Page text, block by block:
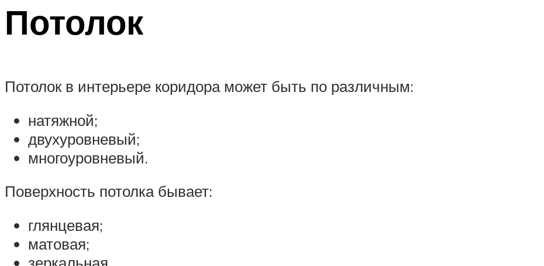
Потолок
Потолок в интерьере коридора может быть по различным:
натяжной;
двухуровневый;
многоуровневый.
Поверхность потолка бывает:
глянцевая;
матовая;